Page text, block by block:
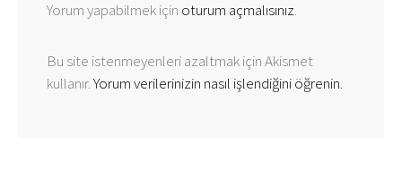
Yorum yapabilmek için oturum açmalısınız.
Bu site istenmeyenleri azaltmak için Akismet
kullanır.Yorum verilerinizin nasıl işlendiğini öğrenin.